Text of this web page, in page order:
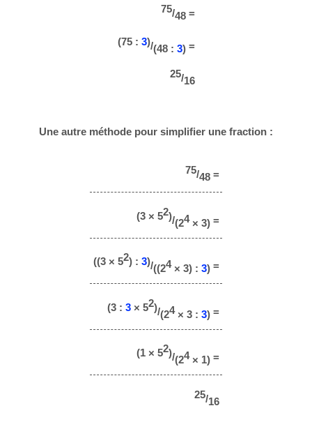
75/48=
(75 : 3)/(48 : 3)=
25/16
Une autre méthode pour simplifier une fraction :
75/48=
(3 × 52)/(24× 3)=
((3 × 52) : 3)/((24× 3) : 3)=
(3 : 3× 52)/(24× 3 : 3)=
(1 × 52)/(24× 1)=
25/16